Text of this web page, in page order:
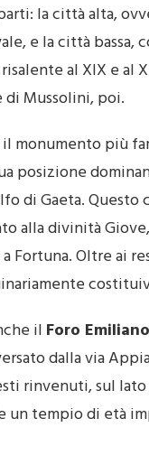
la città alta,
e la città bassa,
al XIX e
di Mussolini, poi.
monumento più
posizione
di Gaeta.
alla divinità
Fortuna. Oltre ai
il Foro Emiliano
dalla via
rinvenuti, sul
tempio di età